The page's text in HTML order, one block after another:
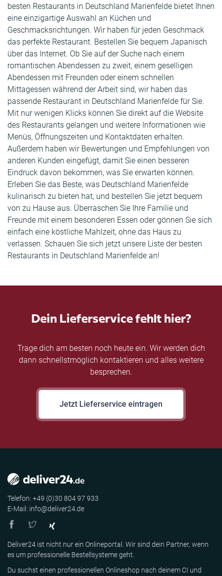
besten Restaurants in Deutschland Marienfelde bietet Ihnen
eine einzigartige Auswahl an Küchen und
Geschmacksrichtungen. Wir haben für jeden Geschmack
das perfekte Restaurant. Bestellen Sie bequem Japanisch
über das Internet. Ob Sie auf der Suche nach einem
romantischen Abendessen zu zweit, einem geselligen
Abendessen mit Freunden oder einem schnellen
Mittagessen während der Arbeit sind, wir haben das
passende Restaurant in Deutschland Marienfelde für Sie.
Mit nur wenigen Klicks können Sie direkt auf die Website
des Restaurants gelangen und weitere Informationen wie
Menüs, Öffnungszeiten und Kontaktdaten erhalten.
Außerdem haben wir Bewertungen und Empfehlungen von
anderen Kunden eingefügt, damit Sie einen besseren
Eindruck davon bekommen, was Sie erwarten können.
Erleben Sie das Beste, was Deutschland Marienfelde
kulinarisch zu bieten hat, und bestellen Sie jetzt bequem
von zu Hause aus. Überraschen Sie Ihre Familie und
Freunde mit einem besonderen Essen oder gönnen Sie sich
einfach eine köstliche Mahlzeit, ohne das Haus zu
verlassen. Schauen Sie sich jetzt unsere Liste der besten
Restaurants in Deutschland Marienfelde an!
Dein Lieferservice fehlt hier?
Trage dich am besten noch heute ein. Wir werden dich
dann schnellstmöglich kontaktieren und alles weitere
besprechen.
Jetzt Lieferservice eintragen
Telefon: +49 (0)30 804 97 933
E-Mail: info@deliver24.de
Deliver24 ist nicht nur ein Onlineportal. Wir sind dein Partner, wenn
es um professionelle Bestellsysteme geht.
Du suchst einen professionellen Onlineshop nach deinem CI und